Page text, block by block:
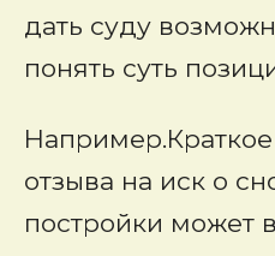
дать суду
понять суть
отзыва на иск о
постройки может